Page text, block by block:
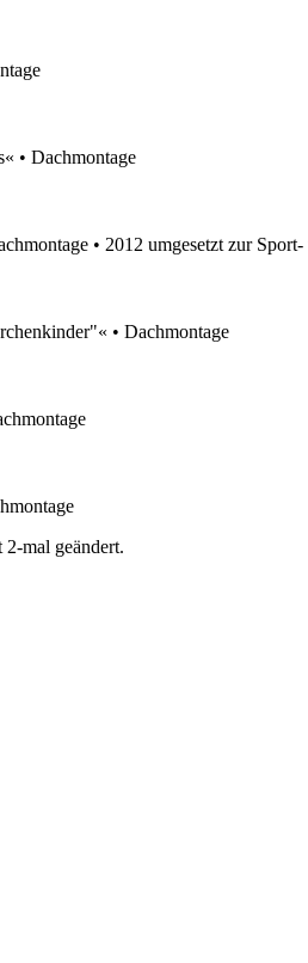
• Dachmontage
• 2012 umgesetzt zur
• Dachmontage
mal geändert.